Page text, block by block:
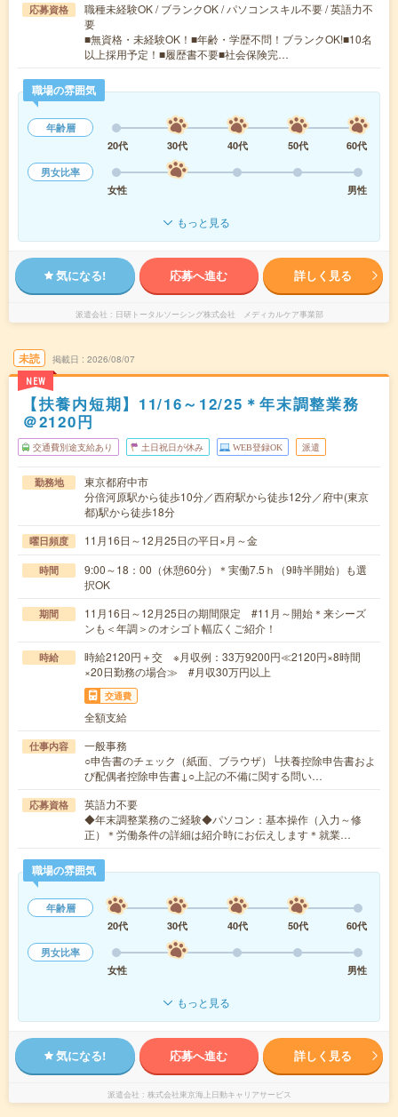
応募資格
職種未経験OK / ブランクOK / パソコンスキル不要 / 英語力不
要
■無資格・未経験OK！■年齢・学歴不問！ブランクOK!■10名
以上採用予定！■履歴書不要■社会保険完…
職場の雰囲気
年齢層
20代
30代 40代 50代
60代
男女比率
女性
男性
もっと見る
気になる! 応募へ進む 詳しく見る
派遣会社 日研トータルソーシング株式会社 メディカルケア事業部
未読
NEW
掲載日 2026/08/07
【扶養内短期】11/16～12/25＊年末調整業務
＠2120円
交通費別途支給あり 土日祝日が休み WEB登録OK 派遣
勤務地
東京都府中市
分倍河原駅から徒歩10分／西府駅から徒歩12分／府中(東京
都)駅から徒歩18分
曜日頻度 11月16日～12月25日の平日×月～金
時間
9:00～18：00（休憩60分）＊実働7.5ｈ（9時半開始）も選
択OK
期間
11月16日～12月25日の期間限定 #11月～開始＊来シーズ
ンも＜年調＞のオシゴト幅広くご紹介！
時給
時給2120円＋交 ※月収例：33万9200円≪2120円×8時間
×20日勤務の場合≫ #月収30万円以上
交通費
全額支給
仕事内容
一般事務
○申告書のチェック（紙面、ブラウザ）└扶養控除申告書およ
び配偶者控除申告書↓○上記の不備に関する問い…
応募資格
英語力不要
◆年末調整業務のご経験◆パソコン：基本操作（入力～修
正）＊労働条件の詳細は紹介時にお伝えします＊就業…
職場の雰囲気
年齢層
20代
30代 40代 50代
60代
男女比率
女性
男性
もっと見る
気になる! 応募へ進む 詳しく見る
派遣会社 株式会社東京海上日動キャリアサービス